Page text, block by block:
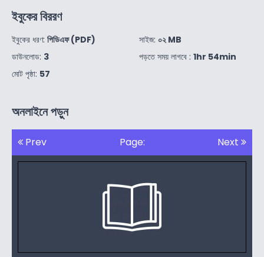
ইবুকের বিররণ
ইবুকের ধরণ: পিডিএফ (PDF)
ডাউনলোড: 3
মোট পৃষ্ঠা: 57
সাইজ: ০২ MB
পড়তে সময় লাগবে : 1hr 54min
অনলাইনে পড়ুন
Prev Page: Next